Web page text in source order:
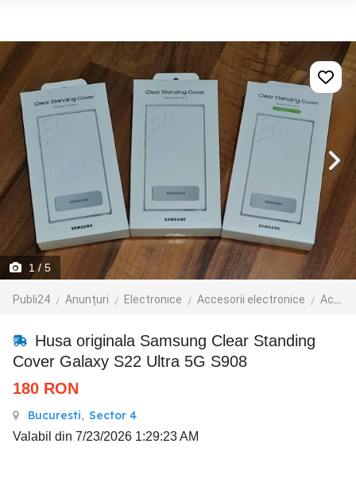
1 / 5
Publi24 Anunțuri Electronice Accesorii electronice Accesorii telefoane mobile
Husa originala Samsung Clear Standing
Cover Galaxy S22 Ultra 5G S908
180 RON
Bucuresti, Sector 4
Valabil din 7/23/2026 1:29:23 AM